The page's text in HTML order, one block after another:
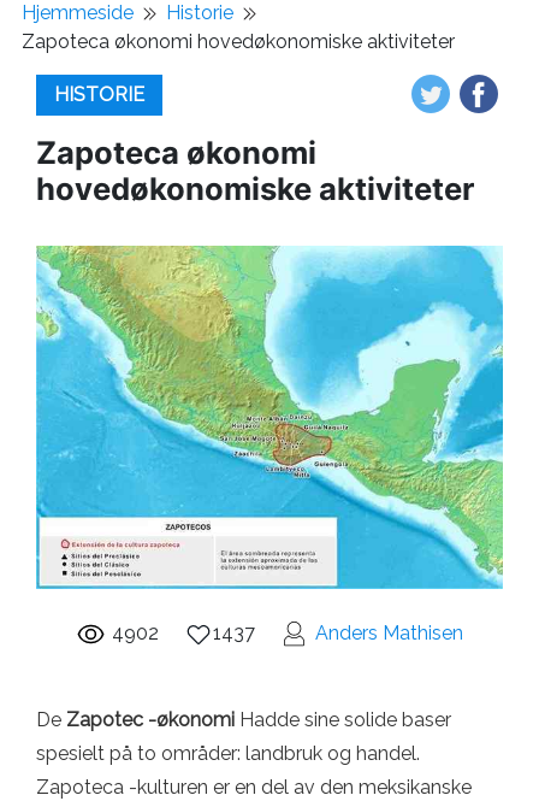
Hjemmeside
Historie
Zapoteca økonomi hovedøkonomiske aktiviteter
HISTORIE
Zapoteca økonomi
hovedøkonomiske aktiviteter
4902 1437 Anders Mathisen
De Zapotec -økonomi Hadde sine solide baser
spesielt på to områder: landbruk og handel.
Zapoteca -kulturen er en del av den meksikanske